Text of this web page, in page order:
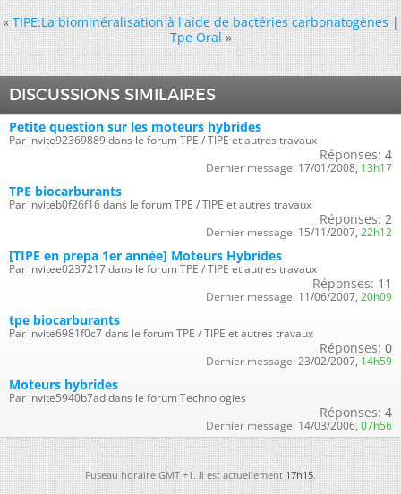
« TIPE:La biominéralisation à l'aide de bactéries carbonatogènes|
Tpe Oral »
DISCUSSIONS SIMILAIRES
Petite question sur les moteurs hybrides
Par invite92369889 dans le forum TPE / TIPE et autres travaux
Réponses: 4
Dernier message: 17/01/2008, 13h17
TPE biocarburants
Par inviteb0f26f16 dans le forum TPE / TIPE et autres travaux
Réponses: 2
Dernier message: 15/11/2007, 22h12
[TIPE en prepa 1er année] Moteurs Hybrides
Par invitee0237217 dans le forum TPE / TIPE et autres travaux
Réponses: 11
Dernier message: 11/06/2007, 20h09
tpe biocarburants
Par invite6981f0c7 dans le forum TPE / TIPE et autres travaux
Réponses: 0
Dernier message: 23/02/2007, 14h59
Moteurs hybrides
Par invite5940b7ad dans le forum Technologies
Réponses: 4
Dernier message: 14/03/2006, 07h56
Fuseau horaire GMT +1. Il est actuellement17h15.